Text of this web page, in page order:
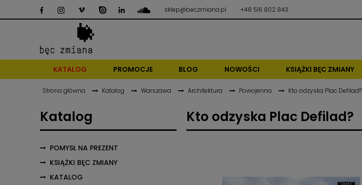
sklep@beczmiana.pl +48 516 802 843
KATALOG PROMOCJE BLOG NOWOŚCI KSIĄŻKI BĘC ZMIANY
Strona główna Katalog Warszawa Architektura Powojenna Kto odzyska Plac Defilad?
Katalog
POMYSŁ NA PREZENT
KSIĄŻKI BĘC ZMIANY
KATALOG
Kto odzyska Plac Defilad?